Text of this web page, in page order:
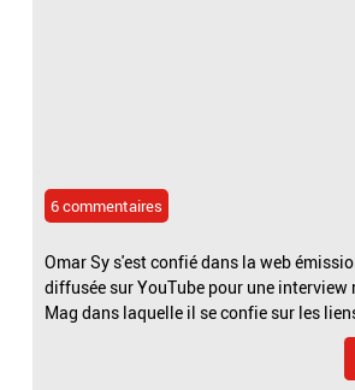
6 commentaires
Omar Sy s'est confié dans la web
diffusée sur YouTube pour une interview
Mag dans laquelle il se confie sur les